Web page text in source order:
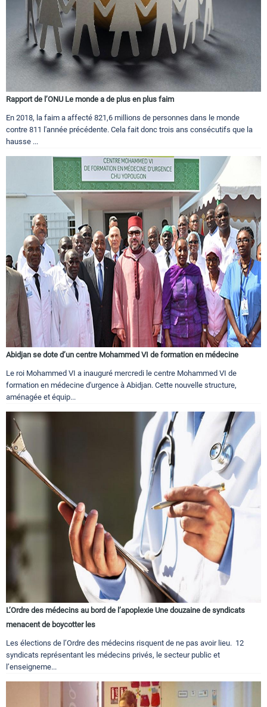
Rapport de l’ONU Le monde a de plus en plus faim
En 2018, la faim a affecté 821,6 millions de personnes dans le monde
contre 811 l'année précédente. Cela fait donc trois ans consécutifs que la
hausse ...
Abidjan se dote d’un centre Mohammed VI de formation en médecine
Le roi Mohammed VI a inauguré mercredi le centre Mohammed VI de
formation en médecine d'urgence à Abidjan. Cette nouvelle structure,
aménagée et équip...
L’Ordre des médecins au bord de l’apoplexie Une douzaine de syndicats
menacent de boycotter les
Les élections de l’Ordre des médecins risquent de ne pas avoir lieu. 12
syndicats représentant les médecins privés, le secteur public et
l’enseigneme...